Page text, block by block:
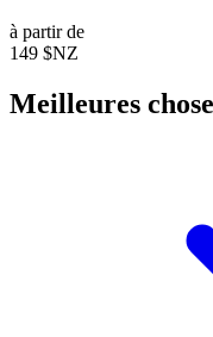
à partir de
149 $NZ
Meilleures